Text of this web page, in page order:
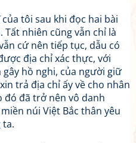
tôi sau khi đọc hai bài
Tất nhiên cũng vẫn chỉ là
cứ nên tiếp tục, dẫu có
địa chỉ xác thực, với
hồ nghi, của người giữ
trả địa chỉ ấy về cho nhân
đó đã trở nên vô danh
núi Việt Bắc thân yêu
ta.